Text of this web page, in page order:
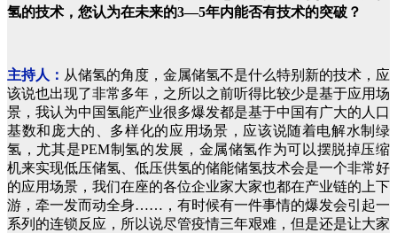
氢的技术，您认为在未来的3—5年内能否有技术的突破？
主持人： 从储氢的角度，金属储氢不是什么特别新的技术，应
该说也出现了非常多年，之所以之前听得比较少是基于应用场
景，我认为中国氢能产业很多爆发都是基于中国有广大的人口
基数和庞大的、多样化的应用场景，应该说随着电解水制绿
氢，尤其是PEM制氢的发展，金属储氢作为可以摆脱掉压缩
机来实现低压储氢、低压供氢的储能储氢技术会是一个非常好
的应用场景，我们在座的各位企业家大家也都在产业链的上下
游，牵一发而动全身……，有时候有一件事情的爆发会引起一
系列的连锁反应，所以说尽管疫情三年艰难，但是还是让大家